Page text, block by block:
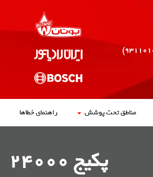
مناطق تحت پوشش راهنمای خطاها
پکیج 24000